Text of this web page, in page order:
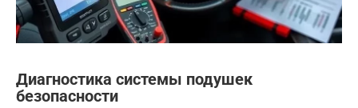
Диагностика системы подушек
безопасности